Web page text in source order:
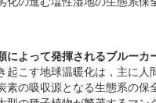
によって発揮されるブルーカ
起こす地球温暖化は，主に
素の吸収源となる生態系の